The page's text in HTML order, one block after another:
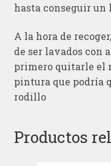
hasta conseguir un
A la hora de
de ser lavados con
primero quitarle el
pintura que podría
rodillo
Productos